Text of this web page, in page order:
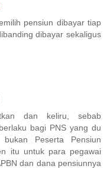
pensiun dibayar tiap
dibayar sekaligus
dan keliru, sebab
bagi PNS yang du
Peserta Pensiun
itu untuk para pegawai
dan dana pensiunnya